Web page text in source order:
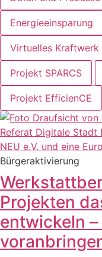
Energieeinsparung
Virtuelles Kraftwerk
Projekt SPARCS
Projekt EfficienCE
Bürgeraktivierung
Projekten
entwickeln –